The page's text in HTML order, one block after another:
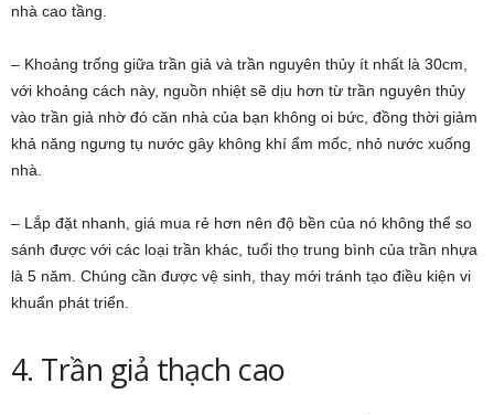
nhà cao tầng.
– Khoảng trống giữa trần giả và trần nguyên thủy ít nhất là 30cm,
với khoảng cách này, nguồn nhiệt sẽ dịu hơn từ trần nguyên thủy
vào trần giả nhờ đó căn nhà của bạn không oi bức, đồng thời giảm
khả năng ngưng tụ nước gây không khí ẩm mốc, nhỏ nước xuống
nhà.
– Lắp đặt nhanh, giá mua rẻ hơn nên độ bền của nó không thể so
sánh được với các loại trần khác, tuổi thọ trung bình của trần nhựa
là 5 năm. Chúng cần được vệ sinh, thay mới tránh tạo điều kiện vi
khuẩn phát triển.
4. Trần giả thạch cao